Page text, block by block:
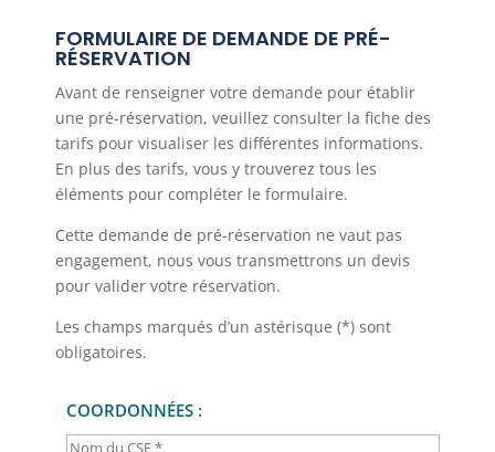
FORMULAIRE DE DEMANDE DE PRÉ-
RÉSERVATION
Avant de renseigner votre demande pour établir
une pré-réservation, veuillez consulter la fiche des
tarifs pour visualiser les différentes informations.
En plus des tarifs, vous y trouverez tous les
éléments pour compléter le formulaire.
Cette demande de pré-réservation ne vaut pas
engagement, nous vous transmettrons un devis
pour valider votre réservation.
Les champs marqués d’un astérisque (*) sont
obligatoires.
COORDONNÉES :